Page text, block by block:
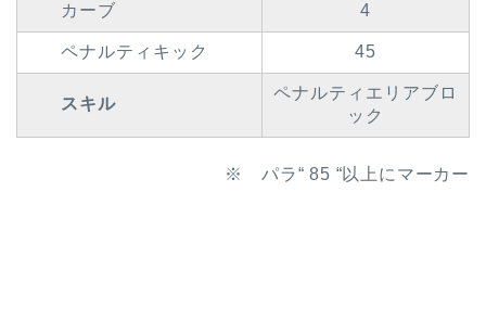
カーブ 4
ペナルティキック 45
スキル
ペナルティエリアブロ
ック
※ パラ“ 85 “以上にマーカー